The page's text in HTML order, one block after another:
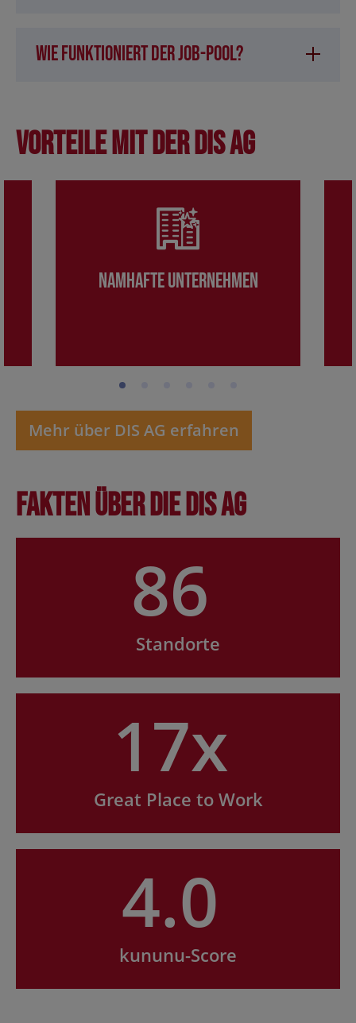
Wie funktioniert der Job-Pool?
Vorteile mit der DIS AG
Namhafte Unternehmen
Mehr über DIS AG erfahren
Fakten über die DIS AG
86
Standorte
17x
Great Place to Work
4.0
kununu-Score